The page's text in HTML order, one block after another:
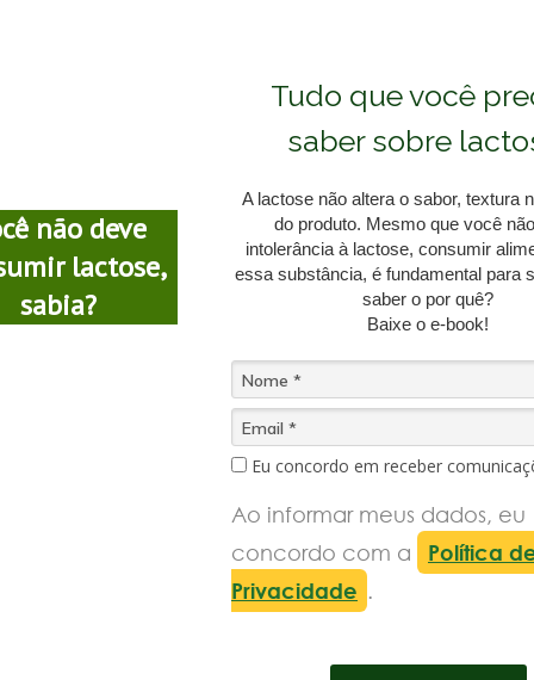
não deve
lactose,
sabia?
Tudo que você
saber sobre
A lactose não altera o sabor, textura
do produto. Mesmo que você
intolerância à lactose, consumir
essa substância, é fundamental para
saber o por quê?
Baixe o e-book!
Eu concordo em receber
Ao informar meus dados, eu
concordo com a
Política
Privacidade .